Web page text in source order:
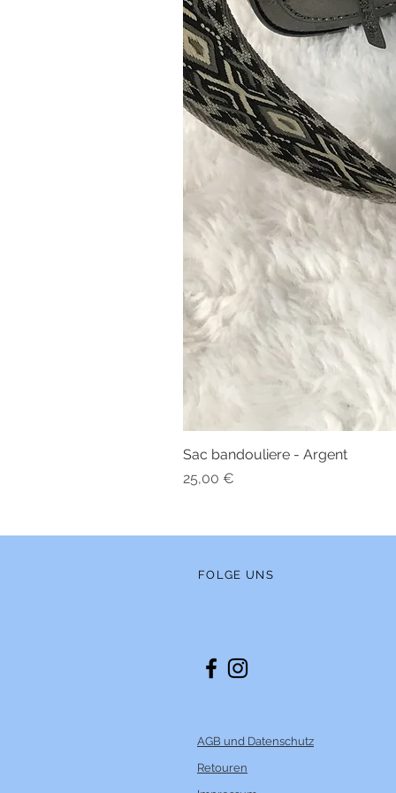
Sac bandouliere - Argent
Preis
25,00 €
FOLGE UNS
AGB und Datenschutz
Retouren